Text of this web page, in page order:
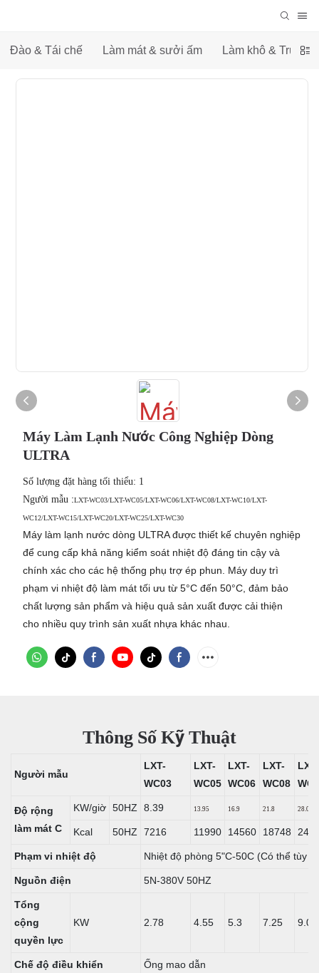
Đào & Tái chế Làm mát & sưởi ấm Làm khô & Truyền
Máy Làm Lạnh Nước Công Nghiệp Dòng
ULTRA
Số lượng đặt hàng tối thiểu: 1
Người mẫu :LXT-WC03/LXT-WC05/LXT-WC06/LXT-WC08/LXT-WC10/LXT-
WC12/LXT-WC15/LXT-WC20/LXT-WC25/LXT-WC30
Máy làm lạnh nước dòng ULTRA được thiết kế chuyên nghiệp
để cung cấp khả năng kiểm soát nhiệt độ đáng tin cậy và
chính xác cho các hệ thống phụ trợ ép phun. Máy duy trì
phạm vi nhiệt độ làm mát tối ưu từ 5°C đến 50°C, đảm bảo
chất lượng sản phẩm và hiệu quả sản xuất được cải thiện
cho nhiều quy trình sản xuất nhựa khác nhau.
Thông Số Kỹ Thuật
Người mẫu
LXT-
WC03
LXT-
WC05
LXT-
WC06
LXT-
WC08
LXT-
Độ rộng
làm mát C
KW/giờ 50HZ 8.39 13.95 16.9 21.8 28.01
Kcal 50HZ 7216 11990 14560 18748
Phạm vi nhiệt độ Nhiệt độ phòng 5"C-50C (Có thể tùy
Nguồn điện 5N-380V 50HZ
Tổng
cộng
quyền lực
KW 2.78 4.55 5.3 7.25 9.09
Chế độ điều khiển Ống mao dẫn